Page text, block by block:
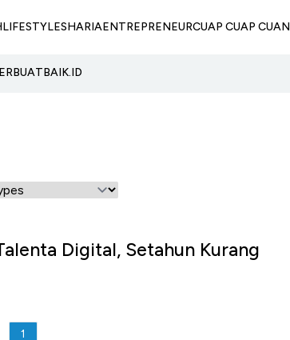
LIFESTYLESHARIAENTREPRENEURCUAP CUAP CUAN
Digital, Setahun Kurang
1